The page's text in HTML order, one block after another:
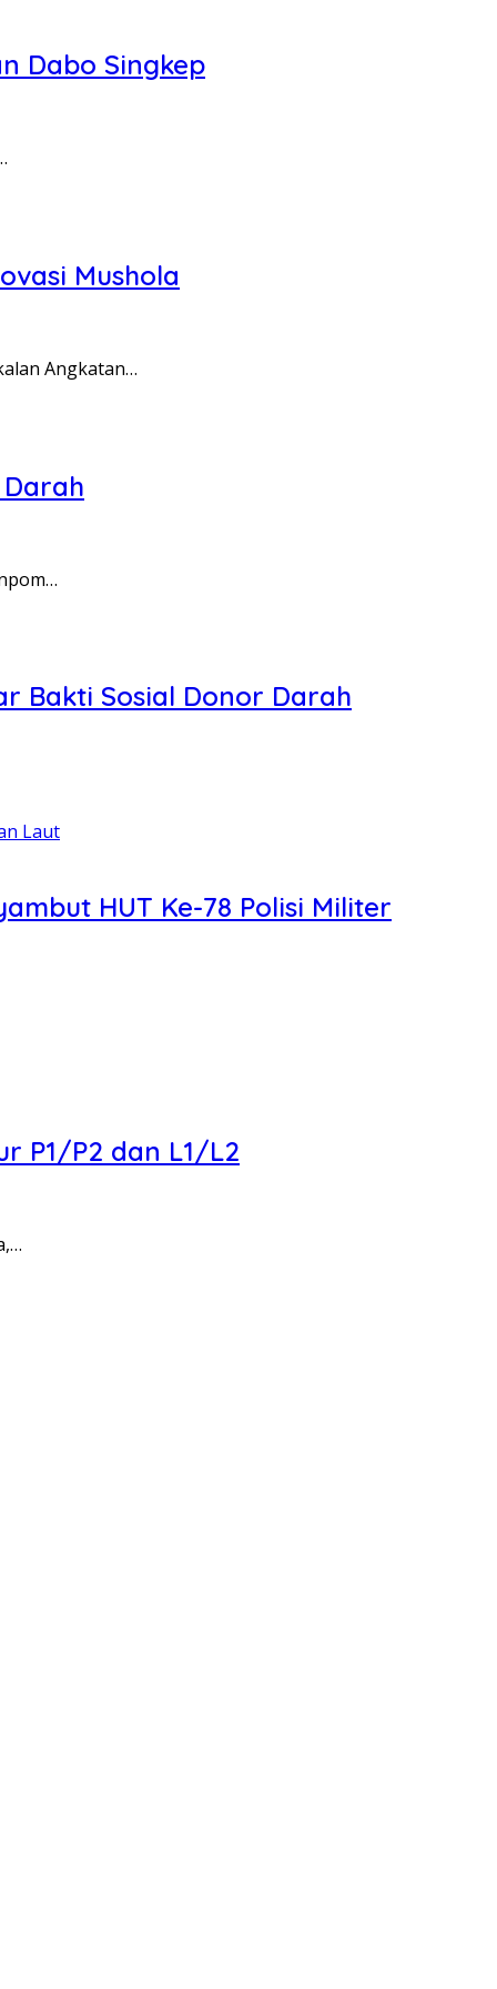
Dabo Singkep
Mushola
Angkatan…
Bakti Sosial Donor Darah
HUT Ke-78 Polisi Militer
P1/P2 dan L1/L2